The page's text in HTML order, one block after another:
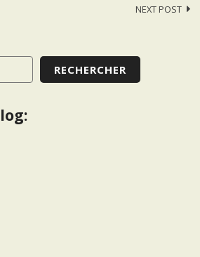
NEXT POST
RECHERCHER